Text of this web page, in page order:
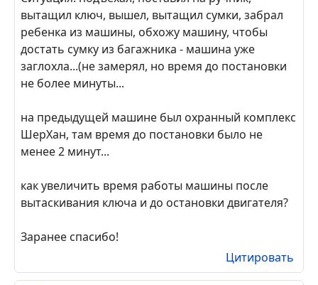
вытащил ключ, вышел, вытащил сумки, забрал
ребенка из машины, обхожу машину, чтобы
достать сумку из багажника - машина уже
заглохла...(не замерял, но время до постановки
не более минуты...
на предыдущей машине был охранный комплекс
ШерХан, там время до постановки было не
менее 2 минут...
как увеличить время работы машины после
вытаскивания ключа и до остановки двигателя?
Заранее спасибо!
Цитировать